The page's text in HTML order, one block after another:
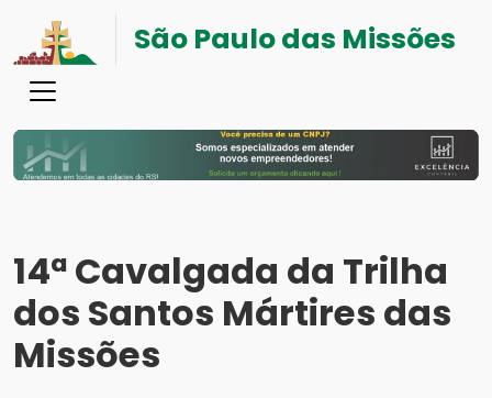
São Paulo das Missões
14ª Cavalgada da Trilha
dos Santos Mártires das
Missões